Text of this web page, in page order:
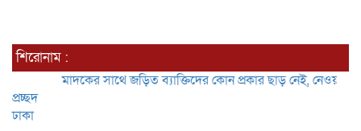
শিরোনাম :
মাদকের সাথে জড়িত ব্যাক্তিদের কোন প্রকার ছাড় নেই, নেওয়া হবে
প্রচ্ছদ
ঢাকা